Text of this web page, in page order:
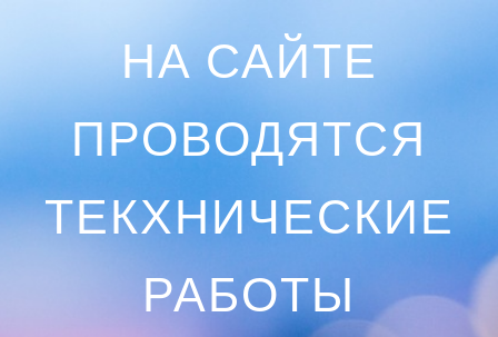
НА САЙТЕ
ПРОВОДЯТСЯ
ТЕКХНИЧЕСКИЕ
РАБОТЫ